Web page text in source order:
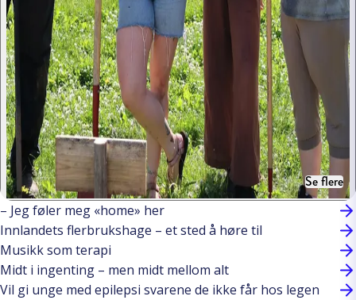
Se flere
– Jeg føler meg «home» her
Innlandets flerbrukshage – et sted å høre til
Musikk som terapi
Midt i ingenting – men midt mellom alt
Vil gi unge med epilepsi svarene de ikke får hos legen